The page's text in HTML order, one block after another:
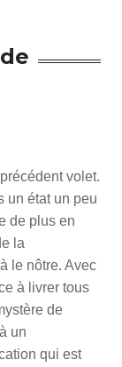
volet.
un état un peu
de plus en
la
le nôtre. Avec
à livrer tous
de
un
qui est